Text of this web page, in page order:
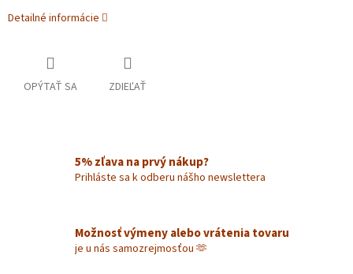
Detailné informácie
OPÝTAŤ SA ZDIEĽAŤ
5% zľava na prvý nákup?
Prihláste sa k odberu nášho newslettera
Možnosť výmeny alebo vrátenia tovaru
je u nás samozrejmosťou 🫶